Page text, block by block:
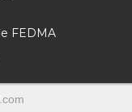
FEDMA